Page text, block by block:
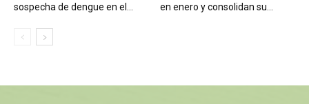
sospecha de dengue en el...
en enero y consolidan su...